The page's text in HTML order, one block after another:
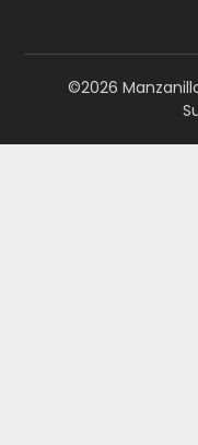
©2026